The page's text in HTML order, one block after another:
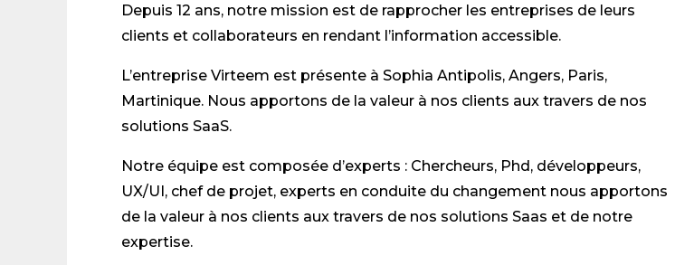
Depuis 12 ans, notre mission est de rapprocher les entreprises de leurs
clients et collaborateurs en rendant l’information accessible.
L’entreprise Virteem est présente à Sophia Antipolis, Angers, Paris,
Martinique. Nous apportons de la valeur à nos clients aux travers de nos
solutions SaaS.
Notre équipe est composée d’experts : Chercheurs, Phd, développeurs,
UX/UI, chef de projet, experts en conduite du changement nous apportons
de la valeur à nos clients aux travers de nos solutions Saas et de notre
expertise.